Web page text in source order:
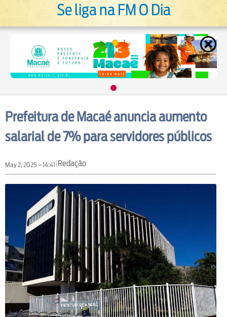
Se liga na FM O Dia
Prefeitura de Macaé anuncia aumento
salarial de 7% para servidores públicos
May 2, 2025 – 14:41 |Redação